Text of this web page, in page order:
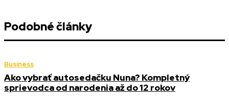
Podobné články
Business
Ako vybrať autosedačku Nuna? Kompletný
sprievodca od narodenia až do 12 rokov